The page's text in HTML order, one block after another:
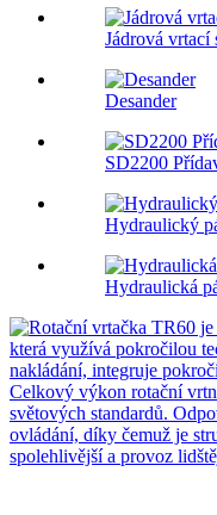
Jádrová vrtací
Desander
SD2200
Hydraulický
Hydraulická